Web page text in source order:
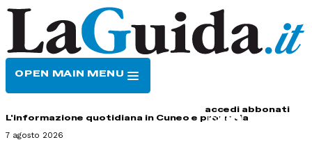
OPEN MAIN MENU
accedi abbonati
L'informazione quotidiana in Cuneo e provincia
7 agosto 2026